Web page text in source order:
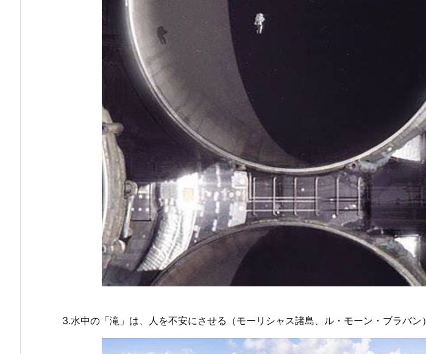
3.水中の「滝」は、人を不安にさせる（モーリシャス諸島、ル・モーン・ブラバン）